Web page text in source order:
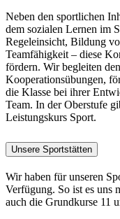
Neben den sportlichen
dem sozialen Lernen im
Regeleinsicht, Bildung
Teamfähigkeit – diese
fördern. Wir begleiten
Kooperationsübungen,
die Klasse bei ihrer
Team. In der Oberstufe
Leistungskurs Sport.
Unsere Sportstätten
Wir haben für unseren
Verfügung. So ist es uns
auch die Grundkurse 11